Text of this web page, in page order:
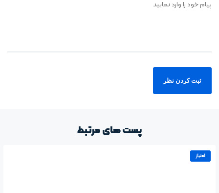
پیام خود را وارد نمایید
پست های مرتبط
امتیاز